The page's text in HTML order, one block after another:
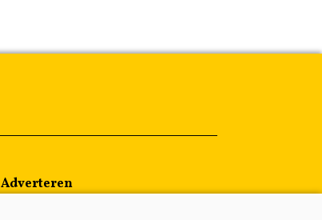
Adverteren